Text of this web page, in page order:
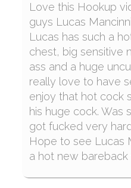
donner sa bite puis
enfonce également
incroyable que soit la
est distrait par cet
allonge Lucas sur le
jambes et plonge
fait courir sa langue
longueur du cul de
le régal de sa vie. La
un chemin autour et
de ce magnifique cul.
cul de Lucas avec
Love this Hookup
guys Lucas
Lucas has such a
chest, big sensitive
ass and a huge
really love to have
enjoy that hot cock
his huge cock. Was
got fucked very
Hope to see Lucas
a hot new